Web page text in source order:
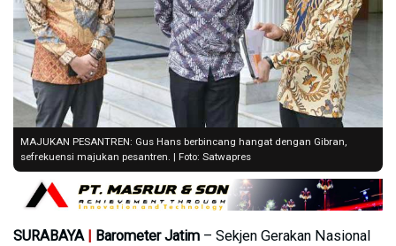
MAJUKAN PESANTREN: Gus Hans berbincang hangat dengan Gibran,
sefrekuensi majukan pesantren. | Foto: Satwapres
SURABAYA | Barometer Jatim – Sekjen Gerakan Nasional